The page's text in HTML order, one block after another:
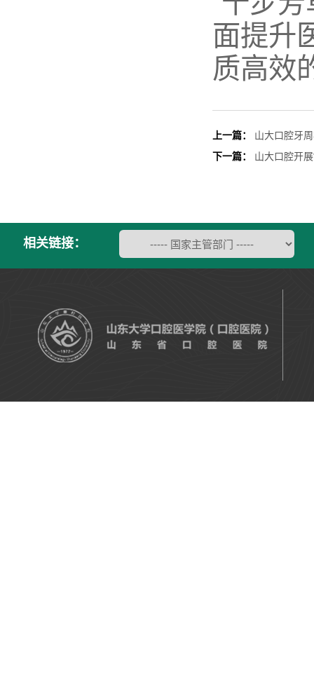
面提升
质高效
上一篇：
山大口腔牙
下一篇：
山大口腔开
相关链接：